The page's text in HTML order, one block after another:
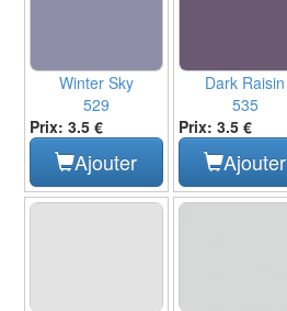
Winter Sky
529
Prix: 3.5 €
Ajouter
Dark Raisin
535
Prix: 3.5 €
Ajouter